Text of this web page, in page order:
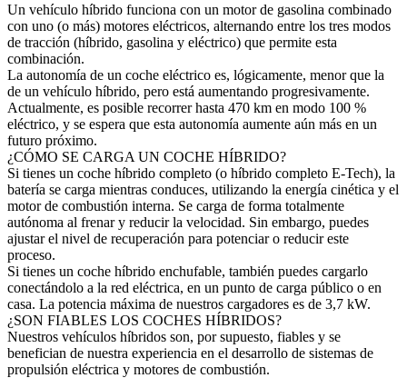
Un vehículo híbrido funciona con un motor de gasolina combinado
con uno (o más) motores eléctricos, alternando entre los tres modos
de tracción (híbrido, gasolina y eléctrico) que permite esta
combinación.
La autonomía de un coche eléctrico es, lógicamente, menor que la
de un vehículo híbrido, pero está aumentando progresivamente.
Actualmente, es posible recorrer hasta 470 km en modo 100 %
eléctrico, y se espera que esta autonomía aumente aún más en un
futuro próximo.
¿CÓMO SE CARGA UN COCHE HÍBRIDO?
Si tienes un coche híbrido completo (o híbrido completo E-Tech), la
batería se carga mientras conduces, utilizando la energía cinética y el
motor de combustión interna. Se carga de forma totalmente
autónoma al frenar y reducir la velocidad. Sin embargo, puedes
ajustar el nivel de recuperación para potenciar o reducir este
proceso.
Si tienes un coche híbrido enchufable, también puedes cargarlo
conectándolo a la red eléctrica, en un punto de carga público o en
casa. La potencia máxima de nuestros cargadores es de 3,7 kW.
¿SON FIABLES LOS COCHES HÍBRIDOS?
Nuestros vehículos híbridos son, por supuesto, fiables y se
benefician de nuestra experiencia en el desarrollo de sistemas de
propulsión eléctrica y motores de combustión.